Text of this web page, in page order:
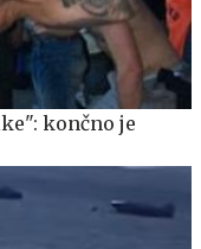
končno je